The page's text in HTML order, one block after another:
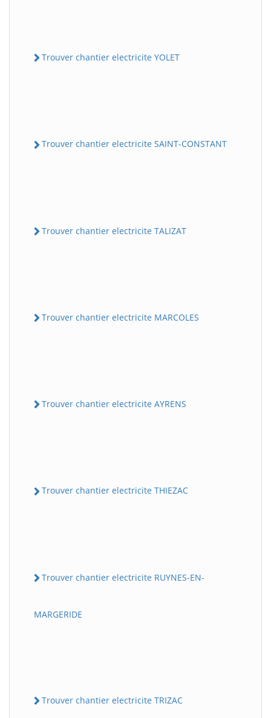
Trouver chantier electricite YOLET
Trouver chantier electricite SAINT-CONSTANT
Trouver chantier electricite TALIZAT
Trouver chantier electricite MARCOLES
Trouver chantier electricite AYRENS
Trouver chantier electricite THIEZAC
Trouver chantier electricite RUYNES-EN-
MARGERIDE
Trouver chantier electricite TRIZAC